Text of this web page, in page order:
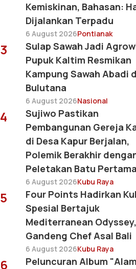
Kemiskinan, Bahasan:
Dijalankan Terpadu
6 August 2026Pontianak
3
Sulap Sawah Jadi
Pupuk Kaltim Resmikan
Kampung Sawah Abadi
Bulutana
6 August 2026Nasional
4
Sujiwo Pastikan
Pembangunan Gereja
di Desa Kapur Berjalan,
Polemik Berakhir
Peletakan Batu Pertama
6 August 2026Kubu Raya
5
Four Points Hadirkan
Spesial Bertajuk
Mediterranean Odyssey,
Gandeng Chef Asal Bali
6 August 2026Kubu Raya
6
Peluncuran Album